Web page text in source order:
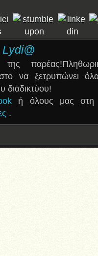
Lydi@
να ξετρυπώνει
διαδικτύου!
ή όλους μας στη
.